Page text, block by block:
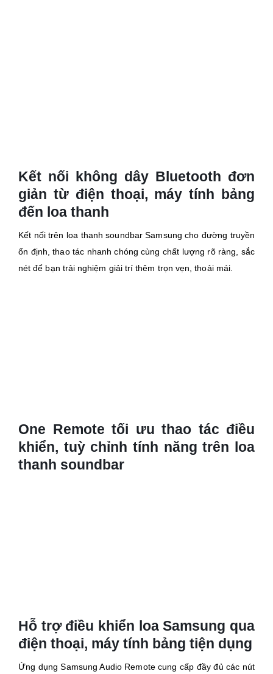
Kết nối không dây Bluetooth đơn
giản từ điện thoại, máy tính bảng
đến loa thanh
Kết nối trên loa thanh soundbar Samsung cho đường truyền
ổn định, thao tác nhanh chóng cùng chất lượng rõ ràng, sắc
nét để bạn trải nghiệm giải trí thêm trọn vẹn, thoải mái.
One Remote tối ưu thao tác điều
khiển, tuỳ chỉnh tính năng trên loa
thanh soundbar
Hỗ trợ điều khiển loa Samsung qua
điện thoại, máy tính bảng tiện dụng
Ứng dụng Samsung Audio Remote cung cấp đầy đủ các nút